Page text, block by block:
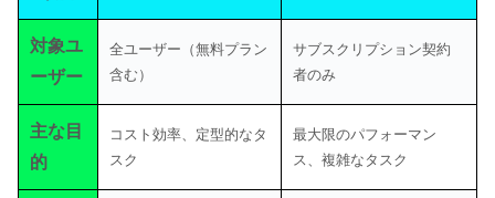
対象ユ
ーザー
全ユーザー（無料プラン
含む）
サブスクリプション契約
者のみ
主な目
的
コスト効率、定型的なタ
スク
最大限のパフォーマン
ス、複雑なタスク